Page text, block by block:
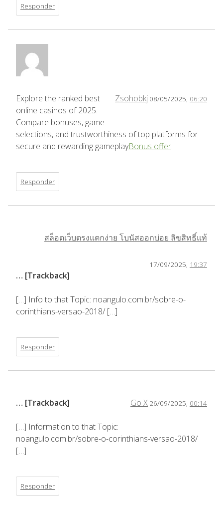
Responder
Zsohobkj 08/05/2025, 06:20
Explore the ranked best
online casinos of 2025.
Compare bonuses, game
selections, and trustworthiness of top platforms for
secure and rewarding gameplayBonus offer.
Responder
สล็อตเว็บตรงแตกง่าย โบนัสออกบ่อย ลิขสิทธิ์แท้
17/09/2025, 19:37
… [Trackback]
[…] Info to that Topic: noangulo.com.br/sobre-o-
corinthians-versao-2018/ […]
Responder
Go X 26/09/2025, 00:14
… [Trackback]
[…] Information to that Topic:
noangulo.com.br/sobre-o-corinthians-versao-2018/
[…]
Responder